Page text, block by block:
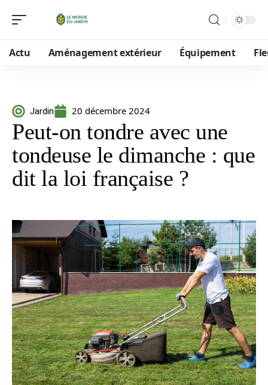
Actu Aménagement extérieur Équipement
Jardin 20 décembre 2024
Peut-on tondre avec une
tondeuse le dimanche : que
dit la loi française ?